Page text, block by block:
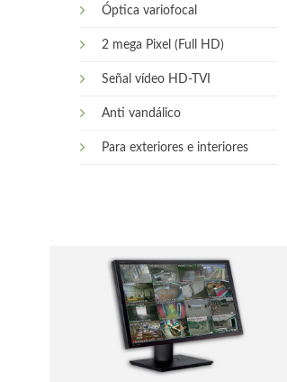
Óptica variofocal
2 mega Pixel (Full HD)
Señal vídeo HD-TVI
Anti vandálico
Para exteriores e interiores